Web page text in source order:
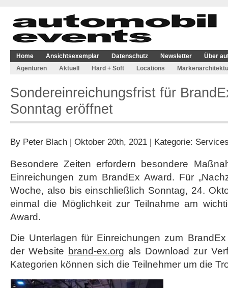
Home Ansichtsexemplar Datenschutz Newsletter
Über
Agenturen
Aktuell Hard + Soft Locations
Sondereinreichungsfrist für
Sonntag eröffnet
By Peter Blach | Oktober 20th, 2021 | Kategorie:
Besondere Zeiten erfordern besondere
Einreichungen zum BrandEx Award. Für
Woche, also bis einschließlich Sonntag, 24.
einmal die Möglichkeit zur Teilnahme am
Award.
Die Unterlagen für Einreichungen zum
der Website brand-ex.org als Download zur
Kategorien können sich die Teilnehmer um die